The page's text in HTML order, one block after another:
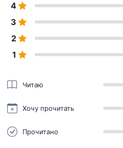
4
3
2
1
Читаю
Хочу прочитать
Прочитано